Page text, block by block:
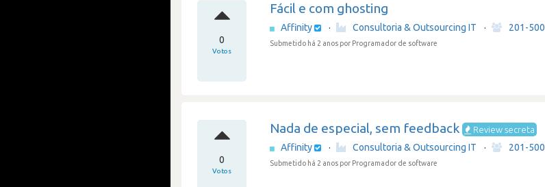
0
Votos
Fácil e com ghosting
Affinity · Consultoria & Outsourcing IT · 201-500
Submetido há 2 anos por Programador de software
0
Votos
Nada de especial, sem feedback Review secreta
Affinity · Consultoria & Outsourcing IT · 201-500
Submetido há 2 anos por Programador de software